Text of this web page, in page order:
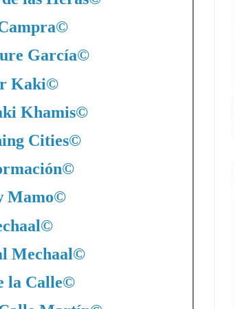
©
García©
Kaki©
Khamis©
Cities©
©
Mamo©
©
Mechaal©
la Calle©